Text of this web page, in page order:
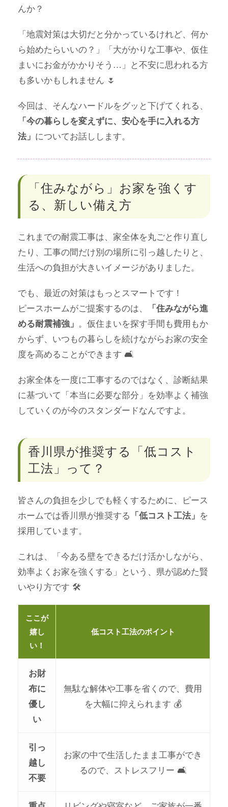
んか？
「地震対策は大切だと分かっているけれど、何か
ら始めたらいいの？」「大がかりな工事や、仮住
まいにお金がかかりそう…」と不安に思われる方
も多いかもしれません 🌷
今回は、そんなハードルをグッと下げてくれる、
「今の暮らしを変えずに、安心を手に入れる方
法」 についてお話しします。
「住みながら」お家を強くす
る、新しい備え方
これまでの耐震工事は、家全体を丸ごと作り直し
たり、工事の間だけ別の場所に引っ越したりと、
生活への負担が大きいイメージがありました。
でも、最近の対策はもっとスマートです！
ピースホームがご提案するのは、
「住みながら進
める耐震補強」 。仮住まいを探す手間も費用もか
からず、いつもの暮らしを続けながらお家の安全
度を高めることができます 🛋️
お家全体を一度に工事するのではなく、診断結果
に基づいて「本当に必要な部分」を効率よく補強
していくのが今のスタンダードなんですよ。
香川県が推奨する「低コスト
工法」って？
皆さんの負担を少しでも軽くするために、ピース
ホームでは香川県が推奨する 「低コスト工法」 を
採用しています。
これは、「今ある壁をできるだけ活かしながら、
効率よくお家を強くする」という、県が認めた賢
いやり方です 🛠️
ここが
嬉し
い！
低コスト工法のポイント
お財
布に
優し
い
無駄な解体や工事を省くので、費用
を大幅に抑えられます 💰
引っ
越し
不要
お家の中で生活したまま工事ができ
るので、ストレスフリー 🛋️